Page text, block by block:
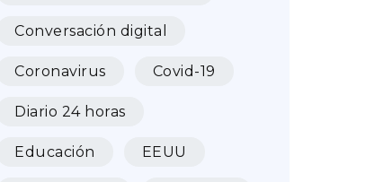
Conversación digital
Coronavirus Covid-19
Diario 24 horas
Educación EEUU